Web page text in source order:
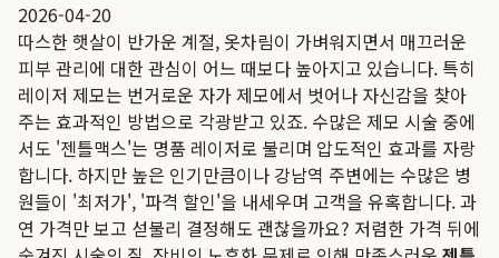
2026-04-20
따스한 햇살이 반가운 계절, 옷차림이 가벼워지면서 매끄러운
피부 관리에 대한 관심이 어느 때보다 높아지고 있습니다. 특히
레이저 제모는 번거로운 자가 제모에서 벗어나 자신감을 찾아
주는 효과적인 방법으로 각광받고 있죠. 수많은 제모 시술 중에
서도 '젠틀맥스'는 명품 레이저로 불리며 압도적인 효과를 자랑
합니다. 하지만 높은 인기만큼이나 강남역 주변에는 수많은 병
원들이 '최저가', '파격 할인'을 내세우며 고객을 유혹합니다. 과
연 가격만 보고 섣불리 결정해도 괜찮을까요? 저렴한 가격 뒤에